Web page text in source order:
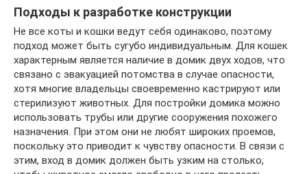
Подходы к разработке конструкции
Не все коты и кошки ведут себя одинаково, поэтому
подход может быть сугубо индивидуальным. Для кошек
характерным является наличие в домик двух ходов, что
связано с эвакуацией потомства в случае опасности,
хотя многие владельцы своевременно кастрируют или
стерилизуют животных. Для постройки домика можно
использовать трубы или другие сооружения похожего
назначения. При этом они не любят широких проемов,
поскольку это приводит к чувству опасности. В связи с
этим, вход в домик должен быть узким на столько,